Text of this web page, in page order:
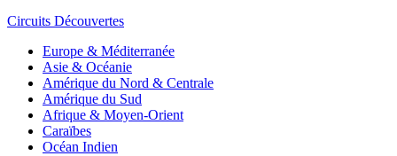
Circuits Découvertes
Europe & Méditerranée
Asie & Océanie
Amérique du Nord & Centrale
Amérique du Sud
Afrique & Moyen-Orient
Caraïbes
Océan Indien